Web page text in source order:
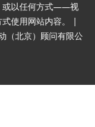
或以任何方式——视
使用网站内容。 |
（北京）顾问有限公